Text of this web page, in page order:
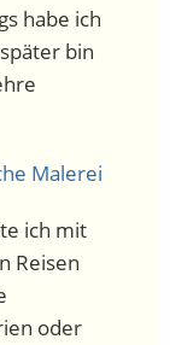
habe ich
bin
ich mit
Reisen
oder